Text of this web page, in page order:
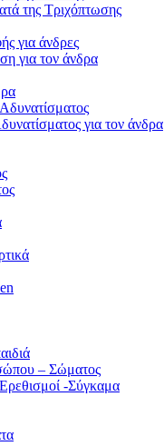
της Τριχόπτωσης
για άνδρες
για τον άνδρα
για τον άνδρα
– Σώματος
-Σύγκαμα